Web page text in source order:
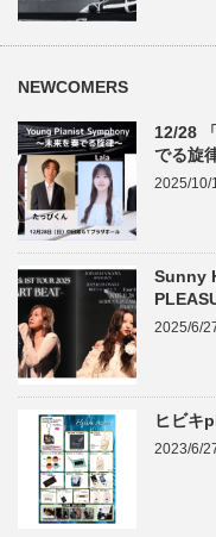
NEWCOMERS
12/28
でる旋
2025/10/
Sunny
2025/6/
ヒビキ
2023/6/